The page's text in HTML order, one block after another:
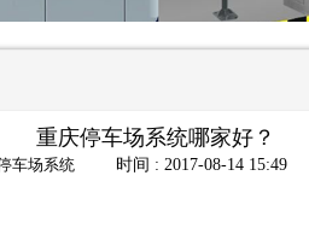
重庆停车场系统哪家好？
车场系统 时间 : 2017-08-14 15:49